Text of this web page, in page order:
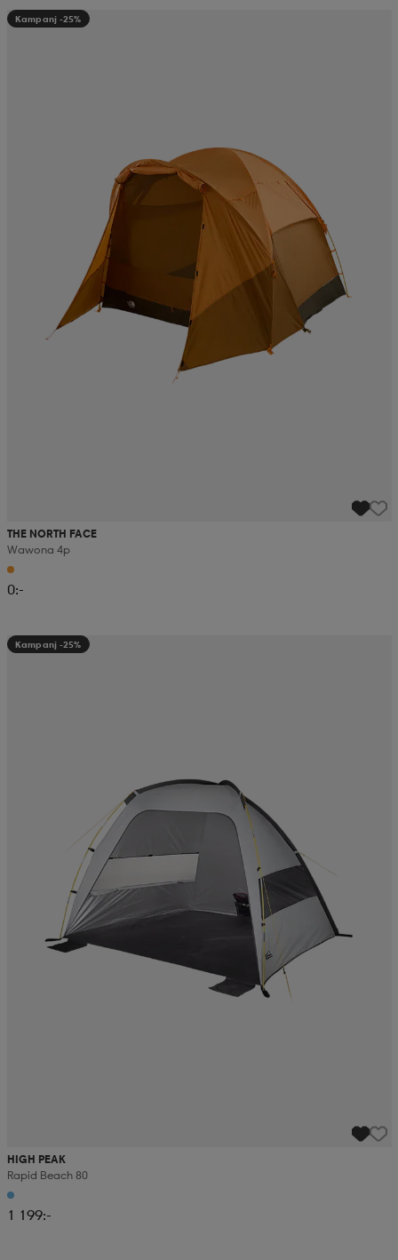
Kampanj -25%
THE NORTH FACE
Wawona 4p
0:-
Kampanj -25%
HIGH PEAK
Rapid Beach 80
1 199:-